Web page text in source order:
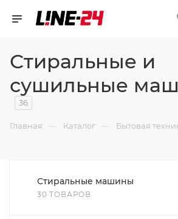
Стиральные и
сушильные
36
Главная — Каталог — Бытовая
Стиральные машины
30 ТОВАРОВ